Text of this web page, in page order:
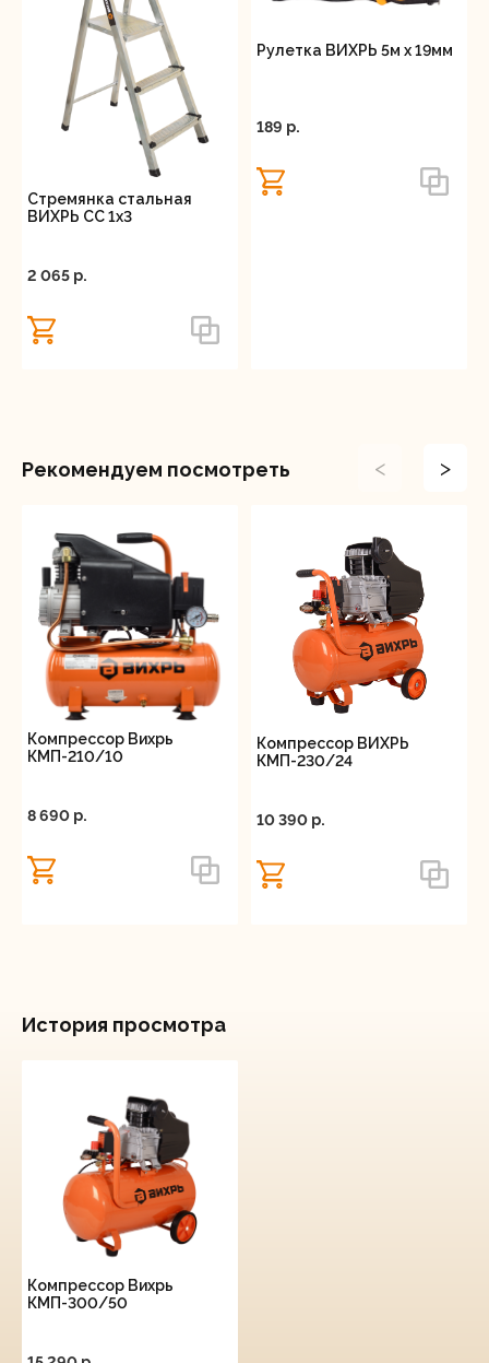
с пневматическим оборудованием.
Стремянка стальная
ВИХРЬ СС 1х3
2 065 p.
Рулетка ВИХРЬ 5м х 19мм
189 p.
Рекомендуем посмотреть < >
Компрессор Вихрь
КМП-210/10
8 690 p.
Компрессор ВИХРЬ
КМП-230/24
10 390 p.
История просмотра
Компрессор Вихрь
КМП-300/50